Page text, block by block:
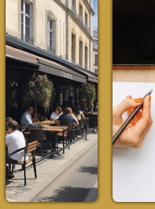
COMMERCES